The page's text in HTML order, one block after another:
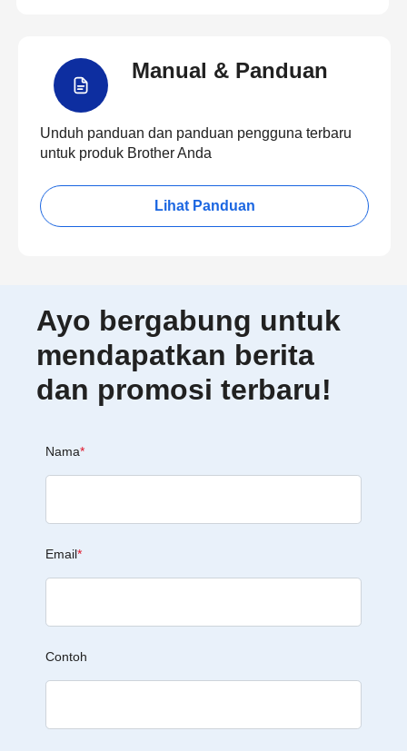
Manual & Panduan
Unduh panduan dan panduan pengguna terbaru
untuk produk Brother Anda
Lihat Panduan
Ayo bergabung untuk
mendapatkan berita
dan promosi terbaru!
Nama*
Email*
Contoh